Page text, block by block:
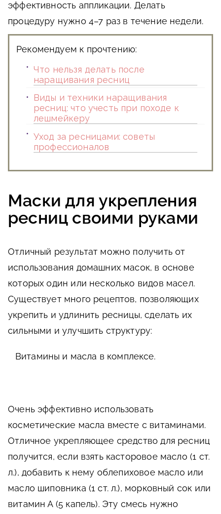
эффективность аппликации. Делать
процедуру нужно 4–7 раз в течение недели.
Рекомендуем к прочтению:
Что нельзя делать после
наращивания ресниц
Виды и техники наращивания
ресниц: что учесть при походе к
лешмейкеру
Уход за ресницами: советы
профессионалов
Маски для укрепления
ресниц своими руками
Отличный результат можно получить от
использования домашних масок, в основе
которых один или несколько видов масел.
Существует много рецептов, позволяющих
укрепить и удлинить ресницы, сделать их
сильными и улучшить структуру:
Витамины и масла в комплексе.
Очень эффективно использовать
косметические масла вместе с витаминами.
Отличное укрепляющее средство для ресниц
получится, если взять касторовое масло (1 ст.
л.), добавить к нему облепиховое масло или
масло шиповника (1 ст. л.), морковный сок или
витамин А (5 капель). Эту смесь нужно